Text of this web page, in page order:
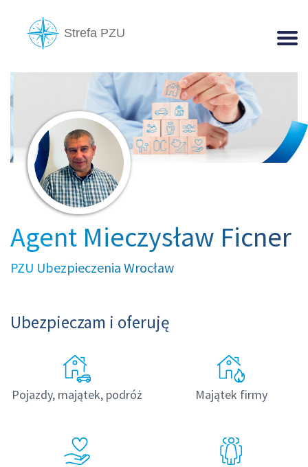
Agent Mieczysław Ficner
PZU Ubezpieczenia Wrocław
Ubezpieczam i oferuję
Pojazdy, majątek, podróż Majątek firmy